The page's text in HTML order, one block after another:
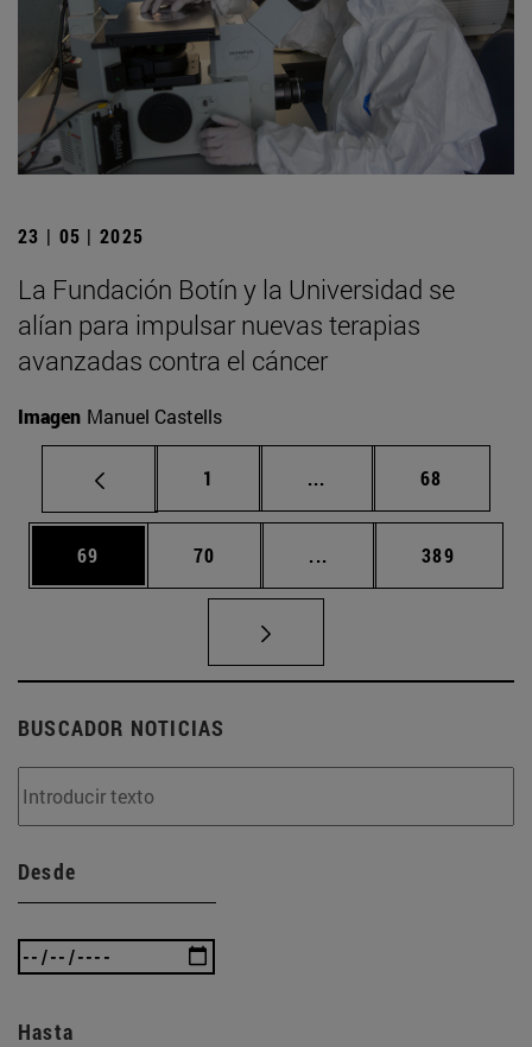
23 | 05 | 2025
La Fundación Botín y la Universidad se
alían para impulsar nuevas terapias
avanzadas contra el cáncer
Imagen Manuel Castells
Página
1 ... Páginas intermedias
Página
68
Página
69 Página
70 ... Páginas intermedias
Página
389
BUSCADOR NOTICIAS
Desde
Hasta